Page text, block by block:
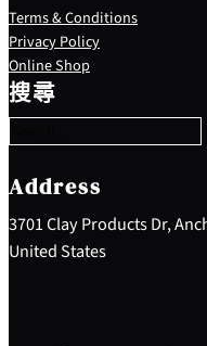
Terms & Conditions
Privacy Policy
Online Shop
搜尋
S
e
a
c
h
Address
3701 Clay Products Dr,
United States